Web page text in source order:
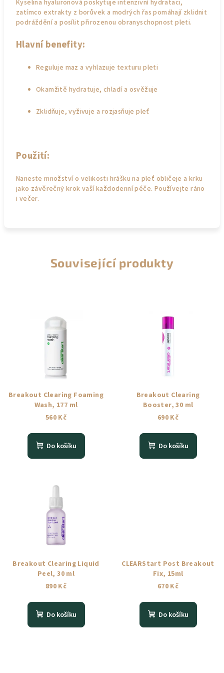
Kyselina hyaluronová poskytuje intenzivní hydrataci,
zatímco extrakty z borůvek a modrých řas pomáhají zklidnit
podráždění a posílit přirozenou obranyschopnost pleti.
Hlavní benefity:
Reguluje maz a vyhlazuje texturu pleti
Okamžitě hydratuje, chladí a osvěžuje
Zklidňuje, vyživuje a rozjasňuje pleť
Použití:
Naneste množství o velikosti hrášku na pleť obličeje a krku
jako závěrečný krok vaší každodenní péče. Používejte ráno
i večer.
Související produkty
Breakout Clearing Foaming
Wash, 177 ml
560 Kč
Do košíku
Breakout Clearing
Booster, 30 ml
690 Kč
Do košíku
Breakout Clearing Liquid
Peel, 30 ml
890 Kč
Do košíku
CLEARStart Post Breakout
Fix, 15ml
670 Kč
Do košíku